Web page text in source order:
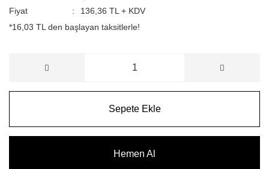
Fiyat
136,36 TL + KDV
*16,03 TL den başlayan taksitlerle!
Sepete Ekle
Hemen Al